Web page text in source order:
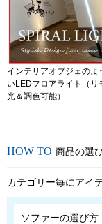
インテリアオブジェのよ
いLEDフロアライト（リ
光＆調色可能）
商品の選
カテゴリー毎にアイ
ソファーの選び